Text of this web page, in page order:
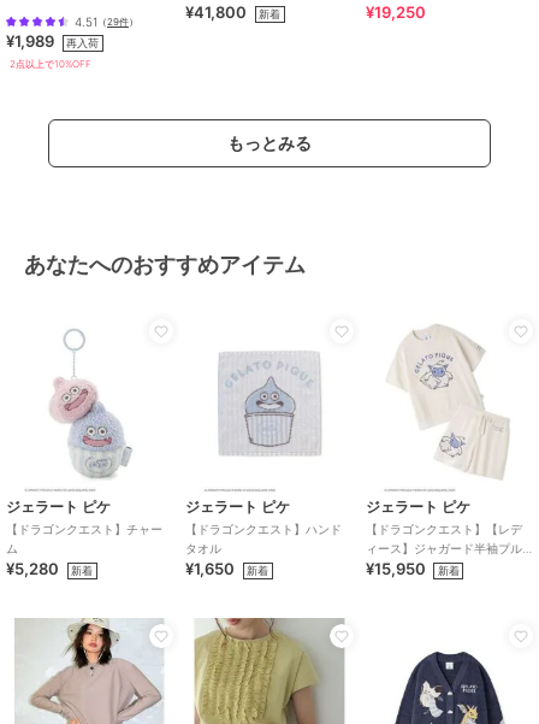
原産国
にくい・速乾
4.51 （29件）
¥1,989 再入荷
2点以上で10%OFF
¥41,800 新着 ¥19,250
もっとみる
あなたへのおすすめアイテム
ジェラート ピケ
【ドラゴンクエスト】チャー
ム
¥5,280 新着
ジェラート ピケ
【ドラゴンクエスト】ハンド
タオル
¥1,650 新着
ジェラート ピケ
【ドラゴンクエスト】【レデ
ィース】ジャガード半袖プル
オーバー&ショートパンツセッ
¥15,950 新着